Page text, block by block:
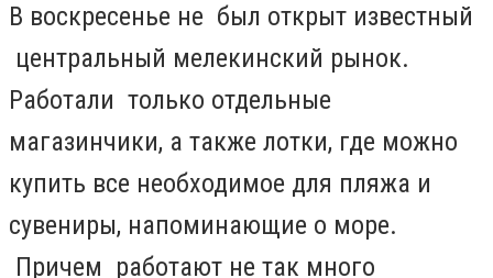
В воскресенье не был открыт известный
центральный мелекинский рынок.
Работали только отдельные
магазинчики, а также лотки, где можно
купить все необходимое для пляжа и
сувениры, напоминающие о море.
Причем работают не так много